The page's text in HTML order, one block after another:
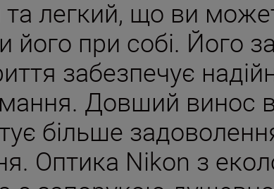
легкий, що ви
його при собі. Його
забезпечує
Довший винос
більше
Оптика Nikon з